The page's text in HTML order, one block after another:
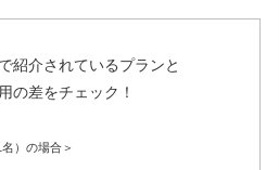
紹介されているプランと
の差をチェック！
）の場合＞